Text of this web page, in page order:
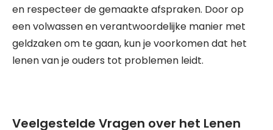
en respecteer de gemaakte afspraken. Door op
een volwassen en verantwoordelijke manier met
geldzaken om te gaan, kun je voorkomen dat het
lenen van je ouders tot problemen leidt.
Veelgestelde Vragen over het Lenen